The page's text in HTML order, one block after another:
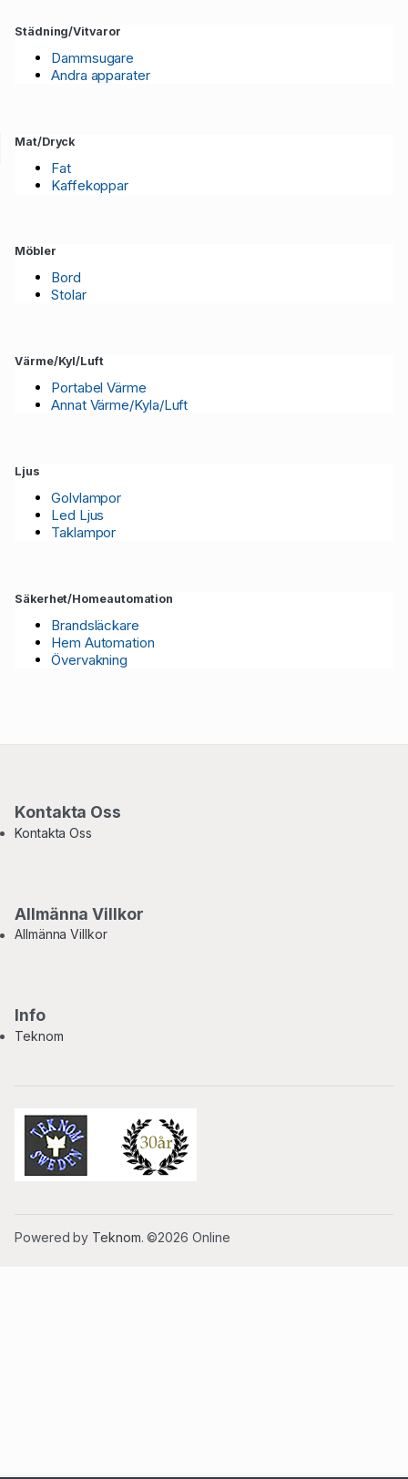
Städning/Vitvaror
Dammsugare
Andra apparater
Mat/Dryck
Fat
Kaffekoppar
Möbler
Bord
Stolar
Värme/Kyl/Luft
Portabel Värme
Annat Värme/Kyla/Luft
Ljus
Golvlampor
Led Ljus
Taklampor
Säkerhet/Homeautomation
Brandsläckare
Hem Automation
Övervakning
Kontakta Oss
Kontakta Oss
Allmänna Villkor
Allmänna Villkor
Info
Teknom
Powered by Teknom. ©2026 Online